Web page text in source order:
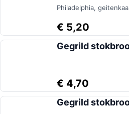
Philadelphia,
€ 5,20
Gegrild
€ 4,70
Gegrild